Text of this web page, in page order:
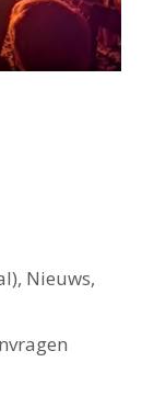
, Nieuws,